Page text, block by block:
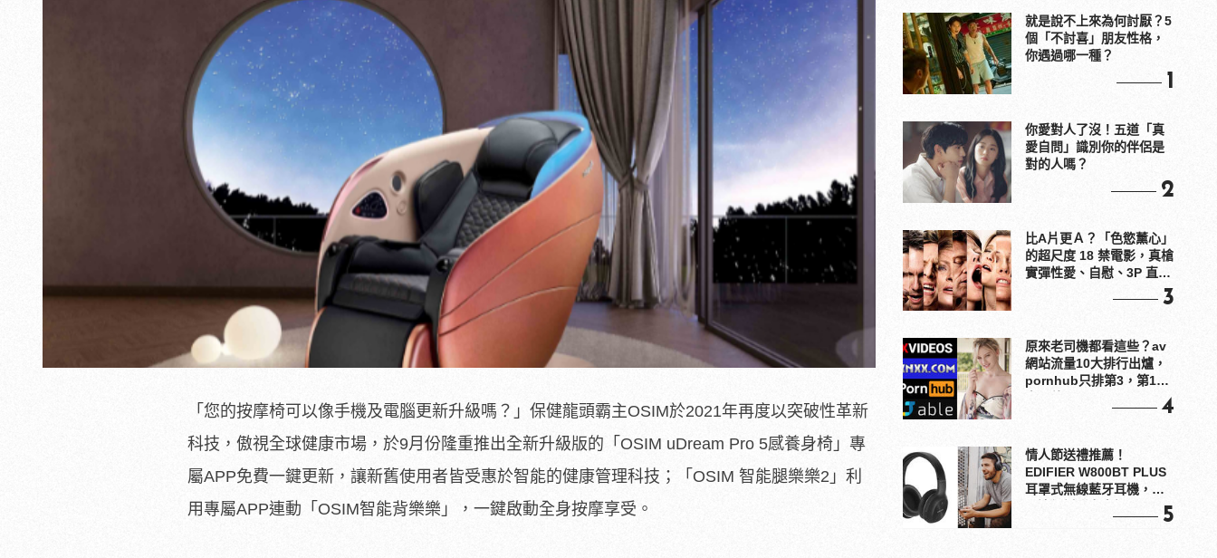
「您的按摩椅可以像手機及電腦更新升級嗎？」保健龍頭霸主OSIM於2021年再度以突破性革新
科技，傲視全球健康市場，於9月份隆重推出全新升級版的「OSIM uDream Pro 5感養身椅」專
屬APP免費一鍵更新，讓新舊使用者皆受惠於智能的健康管理科技；「OSIM 智能腿樂樂2」利
用專屬APP連動「OSIM智能背樂樂」，一鍵啟動全身按摩享受。
就是說不上來為何討厭？5
個「不討喜」朋友性格，
你遇過哪一種？
1
你愛對人了沒！五道「真
愛自問」識別你的伴侶是
對的人嗎？
2
比A片更Ａ？「色慾薰心」
的超尺度 18 禁電影，真槍
實彈性愛、自慰、3P 直接
3
原來老司機都看這些？av
網站流量10大排行出爐，
pornhub只排第3，第1名
4
情人節送禮推薦！
EDIFIER W800BT PLUS
耳罩式無線藍牙耳機，在
5